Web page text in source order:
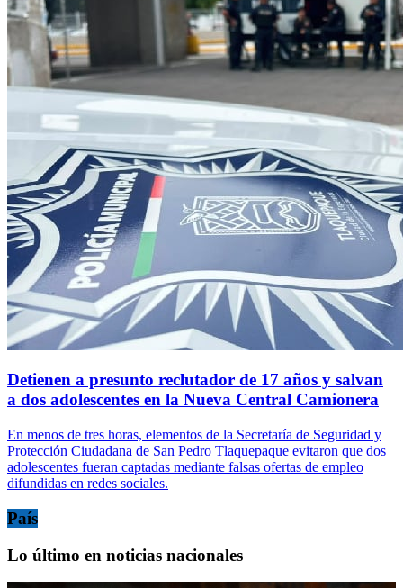
Detienen a presunto reclutador de 17 años y salvan
a dos adolescentes en la Nueva Central Camionera
En menos de tres horas, elementos de la Secretaría de Seguridad y
Protección Ciudadana de San Pedro Tlaquepaque evitaron que dos
adolescentes fueran captadas mediante falsas ofertas de empleo
difundidas en redes sociales.
País
Lo último en noticias nacionales